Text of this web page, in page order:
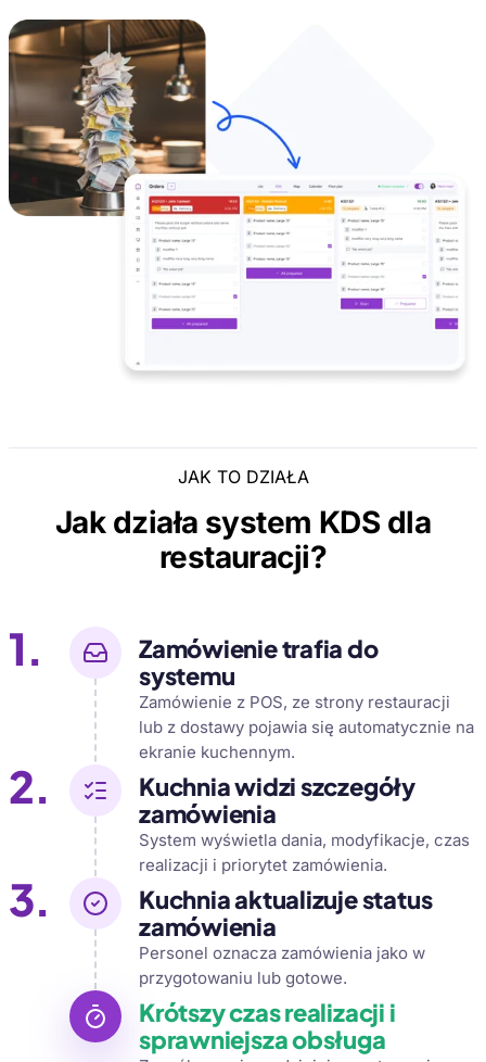
JAK TO DZIAŁA
Jak działa system KDS dla
restauracji?
1.
Zamówienie trafia do
systemu
Zamówienie z POS, ze strony restauracji
lub z dostawy pojawia się automatycznie na
ekranie kuchennym.
2.
Kuchnia widzi szczegóły
zamówienia
System wyświetla dania, modyfikacje, czas
realizacji i priorytet zamówienia.
3.
Kuchnia aktualizuje status
zamówienia
Personel oznacza zamówienia jako w
przygotowaniu lub gotowe.
Krótszy czas realizacji i
sprawniejsza obsługa